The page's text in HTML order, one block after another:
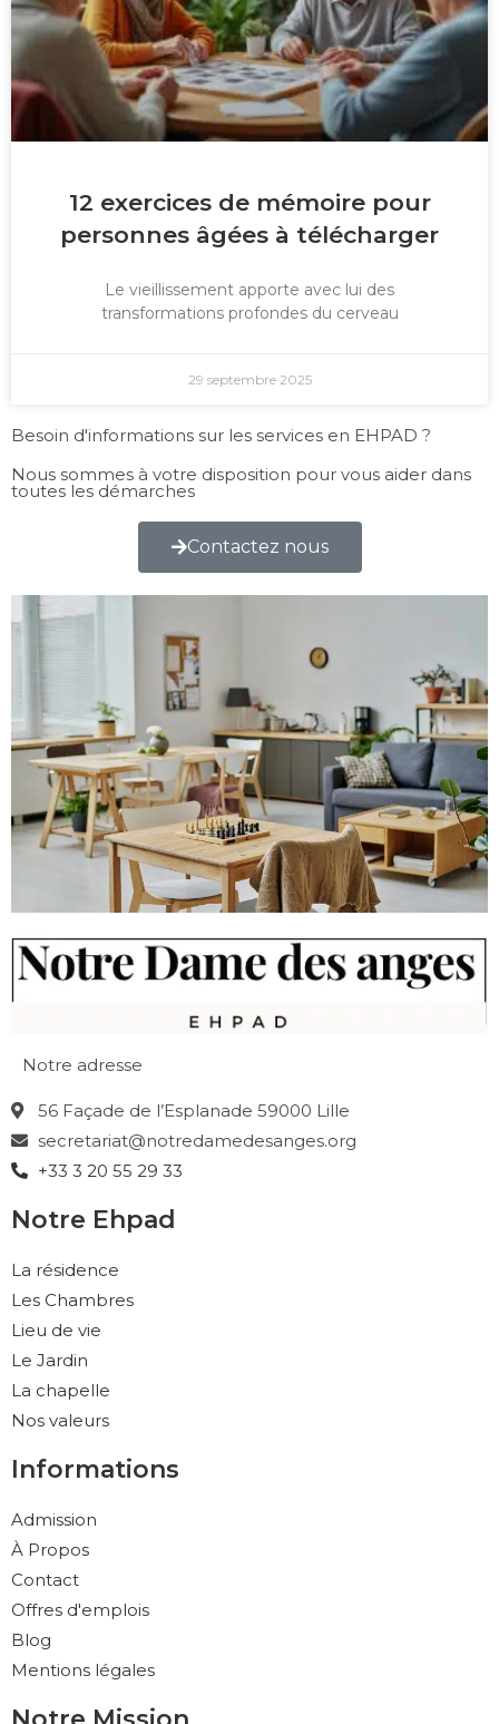
12 exercices de mémoire pour
personnes âgées à télécharger
Le vieillissement apporte avec lui des
transformations profondes du cerveau
29 septembre 2025
Besoin d'informations sur les services en EHPAD ?
Nous sommes à votre disposition pour vous aider dans
toutes les démarches
Contactez nous
Notre adresse
56 Façade de l’Esplanade 59000 Lille
secretariat@notredamedesanges.org
+33 3 20 55 29 33
Notre Ehpad
La résidence
Les Chambres
Lieu de vie
Le Jardin
La chapelle
Nos valeurs
Informations
Admission
À Propos
Contact
Offres d'emplois
Blog
Mentions légales